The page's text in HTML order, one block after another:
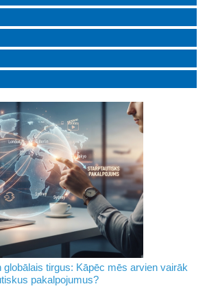
globālais tirgus: Kāpēc mēs arvien vairāk
pakalpojumus?